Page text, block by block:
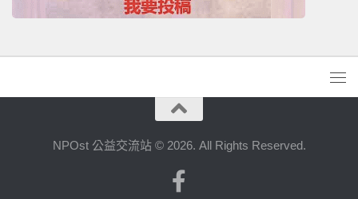
NPOst 公益交流站 © 2026. All Rights Reserved.